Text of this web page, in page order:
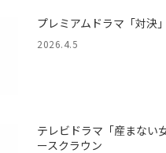
プレミアムドラマ「対決
2026.4.5
テレビドラマ「産まない
ースクラウン